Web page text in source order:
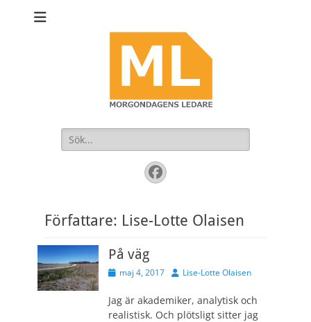
Sök
efter:
Facebook
Författare: Lise-Lotte Olaisen
På väg
Publicerad
maj 4, 2017 Författare
Lise-Lotte Olaisen
Jag är akademiker, analytisk och
realistisk. Och plötsligt sitter jag